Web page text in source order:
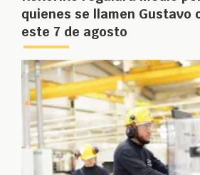
quienes se llamen Gustavo
este 7 de agosto